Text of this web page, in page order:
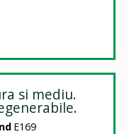
si mediu.
E169